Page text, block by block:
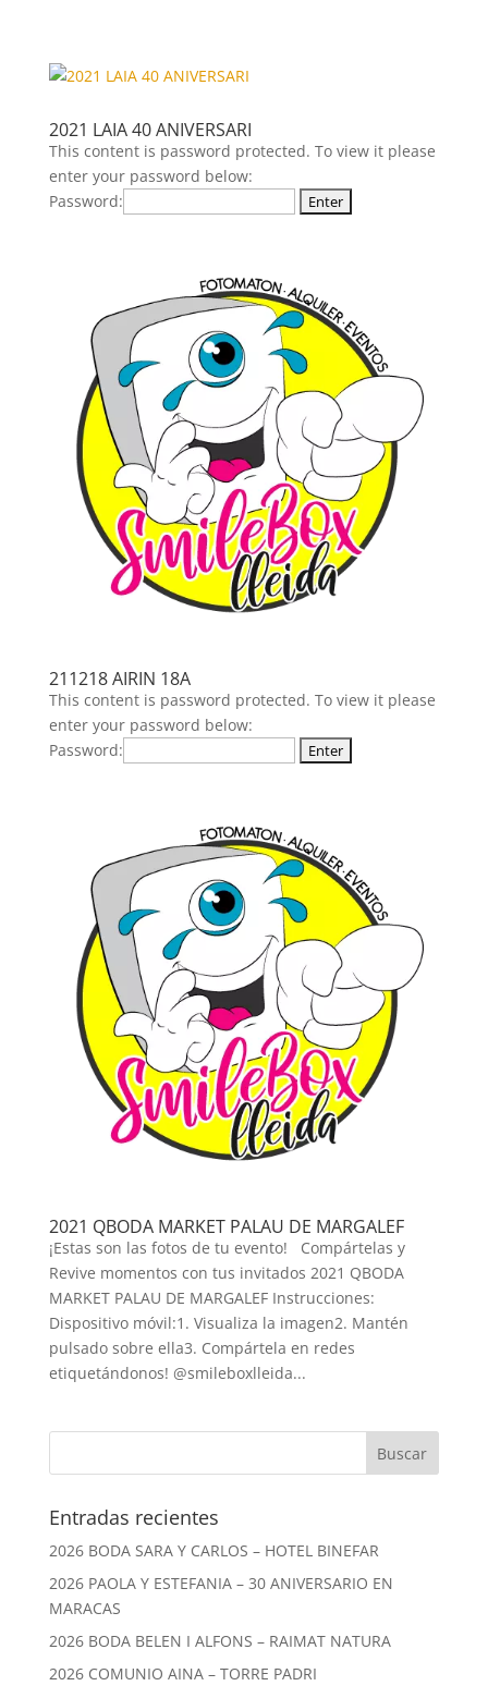
2021 LAIA 40 ANIVERSARI
This content is password protected. To view it please
enter your password below:
Password:
211218 AIRIN 18A
This content is password protected. To view it please
enter your password below:
Password:
2021 QBODA MARKET PALAU DE MARGALEF
¡Estas son las fotos de tu evento! Compártelas y
Revive momentos con tus invitados 2021 QBODA
MARKET PALAU DE MARGALEF Instrucciones:
Dispositivo móvil:1. Visualiza la imagen2. Mantén
pulsado sobre ella3. Compártela en redes
etiquetándonos! @smileboxlleida...
Entradas recientes
2026 BODA SARA Y CARLOS – HOTEL BINEFAR
2026 PAOLA Y ESTEFANIA – 30 ANIVERSARIO EN
MARACAS
2026 BODA BELEN I ALFONS – RAIMAT NATURA
2026 COMUNIO AINA – TORRE PADRI